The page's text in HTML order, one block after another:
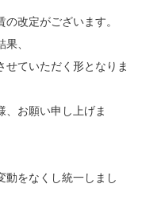
改定がございます。
、
せていただく形となりま
、お願い申し上げま
をなくし統一しまし